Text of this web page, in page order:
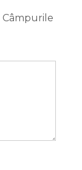
Câmpurile